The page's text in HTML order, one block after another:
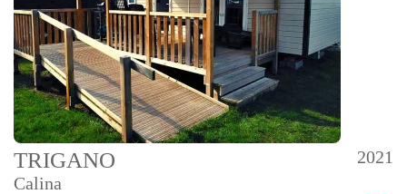
2021
TRIGANO
Calina